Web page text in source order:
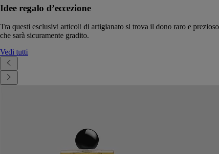
Idee regalo d’eccezione
Tra questi esclusivi articoli di artigianato si trova il dono raro e prezioso
che sarà sicuramente gradito.
Vedi tutti